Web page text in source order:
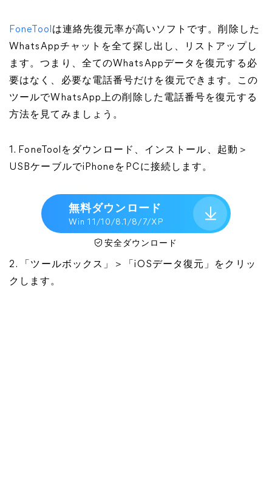
FoneTool は連絡先復元率が高いソフトです。削除した
WhatsAppチャットを全て探し出し、リストアップし
ます。つまり、全てのWhatsAppデータを復元する必
要はなく、必要な電話番号だけを復元できます。この
ツールでWhatsApp上の削除した電話番号を復元する
方法を見てみましょう。
1. FoneToolをダウンロード、インストール、起動＞
USBケーブルでiPhoneをPCに接続します。
無料ダウンロード
Win 11/10/8.1/8/7/XP
安全ダウンロード
2. 「ツールボックス」＞「iOSデータ復元」をクリッ
クします。